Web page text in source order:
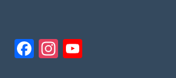
Facebook
Instagram